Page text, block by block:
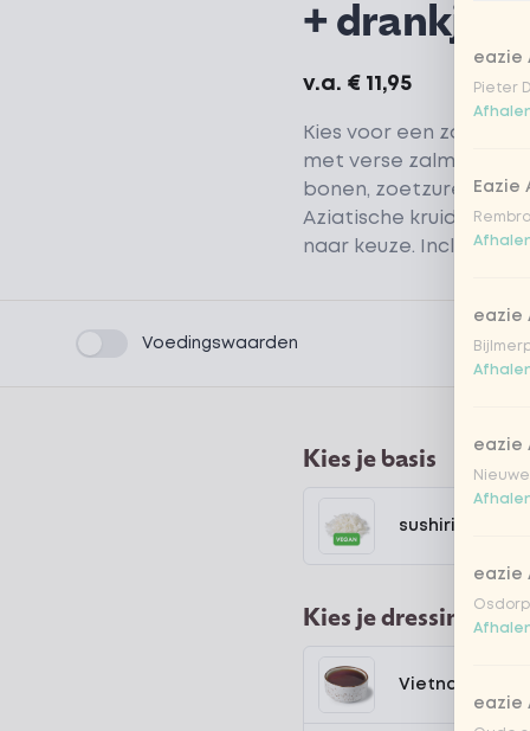
+ drankje
Product information
v.a. € 11,95
Kies voor een
met verse zalm,
bonen, zoetzure
Aziatische kruiden,
naar keuze. Inclusief
Product filters
Voedingswaarden
Kies je basis
sushirijst (soft
Kies je dressing
Vietnamese
eazie
Pieter
Eazie
eazie
eazie
eazie
eazie